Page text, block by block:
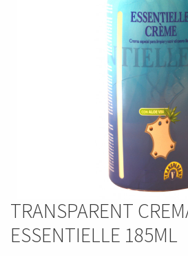
TRANSPARENT
ESSENTIELLE 185ML